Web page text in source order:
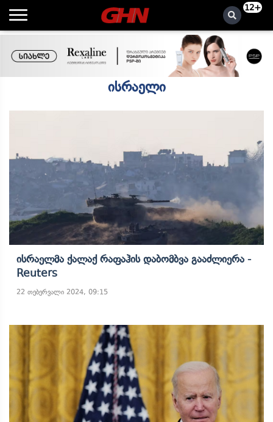
12+
ისრაელი
Ისრაელმა Ქალაქ Რაფაჰის Დაბომბვა Გააძლიერა -
Reuters
22 თებერვალი 2024, 09:15